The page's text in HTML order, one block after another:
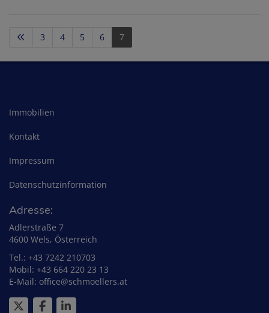
3 4 5 6 7
Immobilien
Kontakt
Impressum
Datenschutzinformation
Adresse:
Adlerstraße 7
4600 Wels, Österreich
Tel.: +43 7242 210703
Mobil: +43 664 220 23 13
E-Mail: office@schmoellers.at